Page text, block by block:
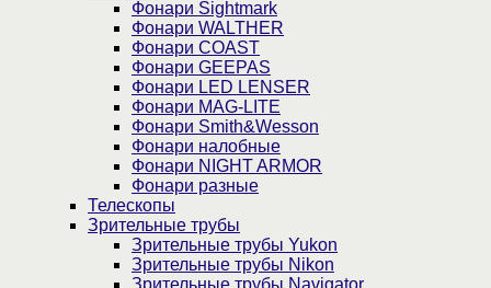
Фонари Sightmark
Фонари WALTHER
Фонари COAST
Фонари GEEPAS
Фонари LED LENSER
Фонари MAG-LITE
Фонари Smith&Wesson
Фонари налобные
Фонари NIGHT ARMOR
Фонари разные
Телескопы
Зрительные трубы
Зрительные трубы Yukon
Зрительные трубы Nikon